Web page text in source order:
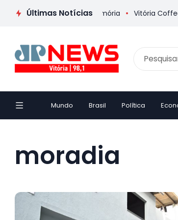
Últimas Notícias
inaugura Casa da Memória Vitória Coffee
Mundo Brasil Política
moradia